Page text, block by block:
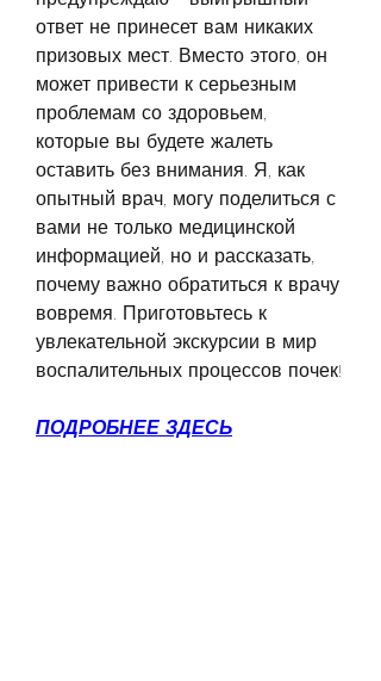
ответ не принесет вам никаких
призовых мест. Вместо этого, он
может привести к серьезным
проблемам со здоровьем,
которые вы будете жалеть
оставить без внимания. Я, как
опытный врач, могу поделиться с
вами не только медицинской
информацией, но и рассказать,
почему важно обратиться к врачу
вовремя. Приготовьтесь к
увлекательной экскурсии в мир
воспалительных процессов почек!
ПОДРОБНЕЕ ЗДЕСЬ